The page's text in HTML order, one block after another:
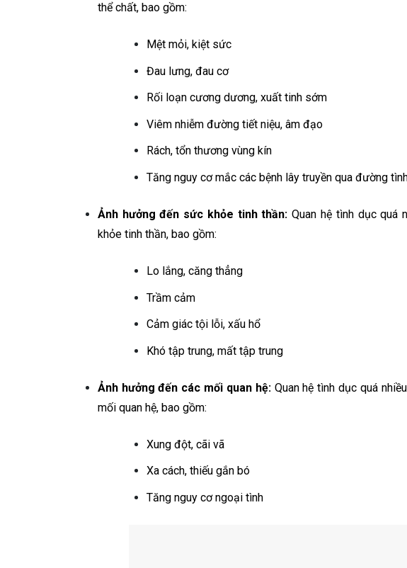
thể chất, bao gồm:
Mệt mỏi, kiệt sức
Đau lưng, đau cơ
Rối loạn cương dương, xuất tinh sớm
Viêm nhiễm đường tiết niệu, âm đạo
Rách, tổn thương vùng kín
Tăng nguy cơ mắc các bệnh lây truyền qua đường
Ảnh hưởng đến sức khỏe tinh thần: Quan hệ tình dục quá
khỏe tinh thần, bao gồm:
Lo lắng, căng thẳng
Trầm cảm
Cảm giác tội lỗi, xấu hổ
Khó tập trung, mất tập trung
Ảnh hưởng đến các mối quan hệ:Quan hệ tình dục quá
mối quan hệ, bao gồm:
Xung đột, cãi vã
Xa cách, thiếu gắn bó
Tăng nguy cơ ngoại tình